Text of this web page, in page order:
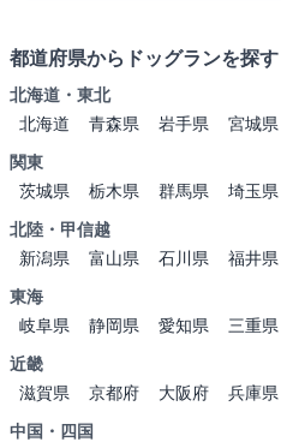
都道府県からドッグランを探す
北海道・東北
北海道
青森県 岩手県 宮城県
関東
茨城県
栃木県 群馬県 埼玉県
北陸・甲信越
新潟県
富山県 石川県 福井県
東海
岐阜県
静岡県 愛知県
三重県
近畿
滋賀県
京都府 大阪府 兵庫県
中国・四国